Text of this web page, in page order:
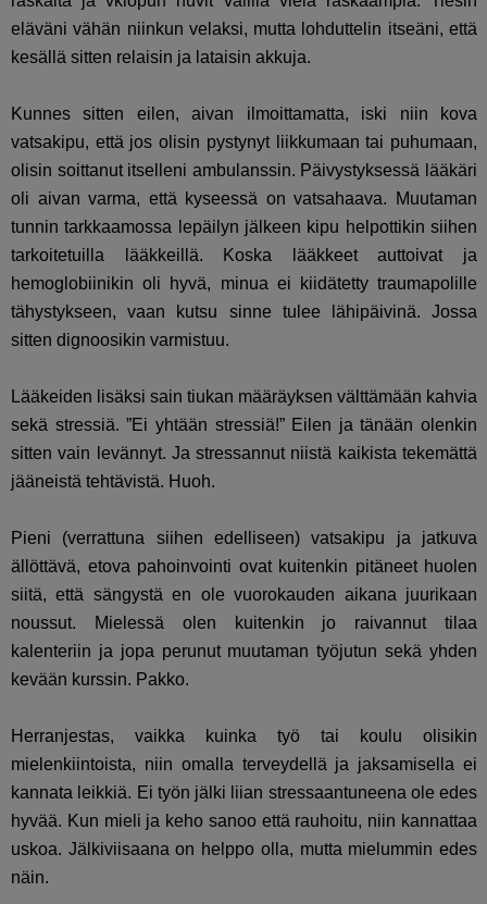
eläväni vähän niinkun velaksi, mutta lohduttelin itseäni, että
kesällä sitten relaisin ja lataisin akkuja.
Kunnes sitten eilen, aivan ilmoittamatta, iski niin kova
vatsakipu, että jos olisin pystynyt liikkumaan tai puhumaan,
olisin soittanut itselleni ambulanssin. Päivystyksessä lääkäri
oli aivan varma, että kyseessä on vatsahaava. Muutaman
tunnin tarkkaamossa lepäilyn jälkeen kipu helpottikin siihen
tarkoitetuilla lääkkeillä. Koska lääkkeet auttoivat ja
hemoglobiinikin oli hyvä, minua ei kiidätetty traumapolille
tähystykseen, vaan kutsu sinne tulee lähipäivinä. Jossa
sitten dignoosikin varmistuu.
Lääkeiden lisäksi sain tiukan määräyksen välttämään kahvia
sekä stressiä. ”Ei yhtään stressiä!” Eilen ja tänään olenkin
sitten vain levännyt. Ja stressannut niistä kaikista tekemättä
jääneistä tehtävistä. Huoh.
Pieni (verrattuna siihen edelliseen) vatsakipu ja jatkuva
ällöttävä, etova pahoinvointi ovat kuitenkin pitäneet huolen
siitä, että sängystä en ole vuorokauden aikana juurikaan
noussut. Mielessä olen kuitenkin jo raivannut tilaa
kalenteriin ja jopa perunut muutaman työjutun sekä yhden
kevään kurssin. Pakko.
Herranjestas, vaikka kuinka työ tai koulu olisikin
mielenkiintoista, niin omalla terveydellä ja jaksamisella ei
kannata leikkiä. Ei työn jälki liian stressaantuneena ole edes
hyvää. Kun mieli ja keho sanoo että rauhoitu, niin kannattaa
uskoa. Jälkiviisaana on helppo olla, mutta mielummin edes
näin.